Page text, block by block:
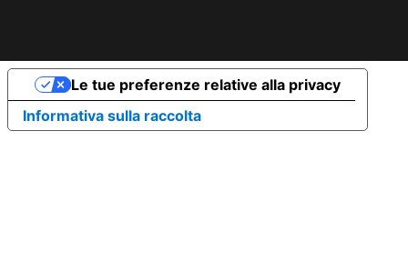
Informativa sulla raccolta
Le tue preferenze relative alla privacy